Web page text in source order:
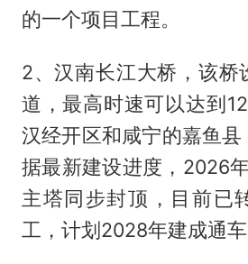
的一个项目工程。
2、汉南长江大桥，该桥
道，最高时速可以达到
汉经开区和咸宁的嘉鱼
据最新建设进度，2026
主塔同步封顶，目前已
工，计划2028年建成通车